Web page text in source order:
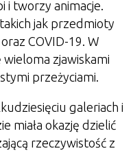
i tworzy animacje.
jak przedmioty
COVID-19. W
zjawiskami
przeżyciami.
galeriach i
miała okazję dzielić
rzeczywistość z